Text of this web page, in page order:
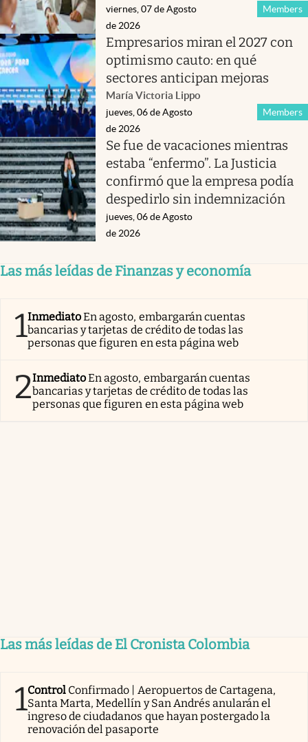
Members
viernes, 07 de Agosto
de 2026
Empresarios miran el 2027 con
optimismo cauto: en qué
sectores anticipan mejoras
María Victoria Lippo
Members
jueves, 06 de Agosto
de 2026
Se fue de vacaciones mientras
estaba “enfermo”. La Justicia
confirmó que la empresa podía
despedirlo sin indemnización
jueves, 06 de Agosto
de 2026
Las más leídas de Finanzas y economía
1InmediatoEn agosto, embargarán cuentas
bancarias y tarjetas de crédito de todas las
personas que figuren en esta página web
2InmediatoEn agosto, embargarán cuentas
bancarias y tarjetas de crédito de todas las
personas que figuren en esta página web
Las más leídas de El Cronista Colombia
1Control Confirmado | Aeropuertos de Cartagena,
Santa Marta, Medellín y San Andrés anularán el
ingreso de ciudadanos que hayan postergado la
renovación del pasaporte